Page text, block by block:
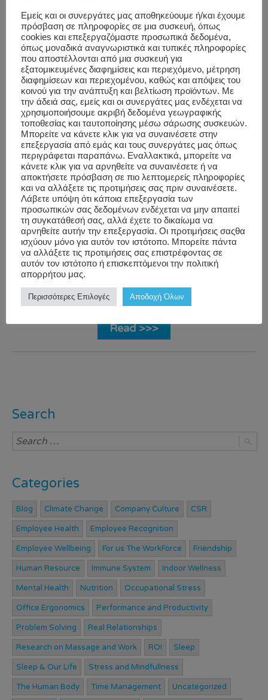
here. 1. Skin Average weight: 4,535g Function:
Protects against pathogens; provides insulation;
synthesizes vitamin D; regulates temperature;
provides sensation 2. Liver Average weight:
1,560g Function: Breaks down toxins; produces
hormones, proteins and digestive biochemicals;
regulates glycogen storage 3. Brain Average
weight: 1,500g Function: Drives executive
functions such as reasoning; coordinates
responses to changes in environment 4. Lungs
Average weight: 1,300g Function: Supplies
oxygen to be distributed […]
Workwell
Blog,The
Human Body,
Wellness
Facts
bodyfunctions
humanbody,
vitalorgans
WorkWell
Read >>>
Search
Categories
Blog Climate Change Company Culture CSR
Employee Health Employee Recognition
Employee Wellbeing For us The WorkForce Friendship
Human Resource Immune System Indoor Wellness
Mental Health Nutrition Occupational Stress
Office Ergonomics Performance and Productivity
Problem Solving Real Relationships
Research on Massage and Work ROI Sleep
Sleep & Our Life Stress and Mindfullness
The Human Body Time Management Uncategorized
Εμείς και οι συνεργάτες μας αποθηκεύουμε ή/και έχουμε
πρόσβαση σε πληροφορίες σε μια συσκευή, όπως
cookies και επεξεργαζόμαστε προσωπικά δεδομένα,
όπως μοναδικά αναγνωριστικά και τυπικές πληροφορίες
που αποστέλλονται από μια συσκευή για
εξατομικευμένες διαφημίσεις και περιεχόμενο, μέτρηση
διαφημίσεων και περιεχομένου, καθώς και απόψεις του
κοινού για την ανάπτυξη και βελτίωση προϊόντων. Με
την άδειά σας, εμείς και οι συνεργάτες μας ενδέχεται να
χρησιμοποιήσουμε ακριβή δεδομένα γεωγραφικής
τοποθεσίας και ταυτοποίησης μέσω σάρωσης συσκευών.
Μπορείτε να κάνετε κλικ για να συναινέσετε στην
επεξεργασία από εμάς και τους συνεργάτες μας όπως
περιγράφεται παραπάνω. Εναλλακτικά, μπορείτε να
κάνετε κλικ για να αρνηθείτε να συναινέσετε ή να
αποκτήσετε πρόσβαση σε πιο λεπτομερείς πληροφορίες
και να αλλάξετε τις προτιμήσεις σας πριν συναινέσετε.
Λάβετε υπόψη ότι κάποια επεξεργασία των
προσωπικών σας δεδομένων ενδέχεται να μην απαιτεί
τη συγκατάθεσή σας, αλλά έχετε το δικαίωμα να
αρνηθείτε αυτήν την επεξεργασία. Οι προτιμήσεις σαςθα
ισχύουν μόνο για αυτόν τον ιστότοπο. Μπορείτε πάντα
να αλλάξετε τις προτιμήσεις σας επιστρέφοντας σε
αυτόν τον ιστότοπο ή επισκεπτόμενοι την πολιτική
απορρήτου μας.
Περισσότερες Επιλογές Αποδοχή Όλων